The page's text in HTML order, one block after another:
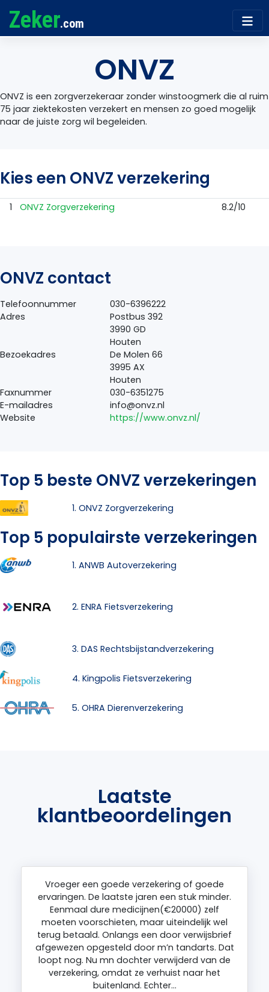
Zeker.com
ONVZ
ONVZ is een zorgverzekeraar zonder winstoogmerk die al ruim
75 jaar ziektekosten verzekert en mensen zo goed mogelijk
naar de juiste zorg wil begeleiden.
Kies een ONVZ verzekering
1 ONVZ Zorgverzekering 8.2/10
ONVZ contact
Telefoonnummer
030-6396222
Adres
Postbus 392
3990 GD
Houten
Bezoekadres
De Molen 66
3995 AX
Houten
Faxnummer
030-6351275
E-mailadres
info@onvz.nl
Website
https://www.onvz.nl/
Top 5 beste ONVZ verzekeringen
1. ONVZ Zorgverzekering
Top 5 populairste verzekeringen
1. ANWB Autoverzekering
2. ENRA Fietsverzekering
3. DAS Rechtsbijstandverzekering
4. Kingpolis Fietsverzekering
5. OHRA Dierenverzekering
Laatste
klantbeoordelingen
Vroeger een goede verzekering of goede
ervaringen. De laatste jaren een stuk minder.
Eenmaal dure medicijnen(€20000) zelf
moeten voorschieten, maar uiteindelijk wel
terug betaald. Onlangs een door verwijsbrief
afgewezen opgesteld door m’n tandarts. Dat
loopt nog. Nu mn dochter verwijderd van de
verzekering, omdat ze verhuist naar het
buitenland. Echter…